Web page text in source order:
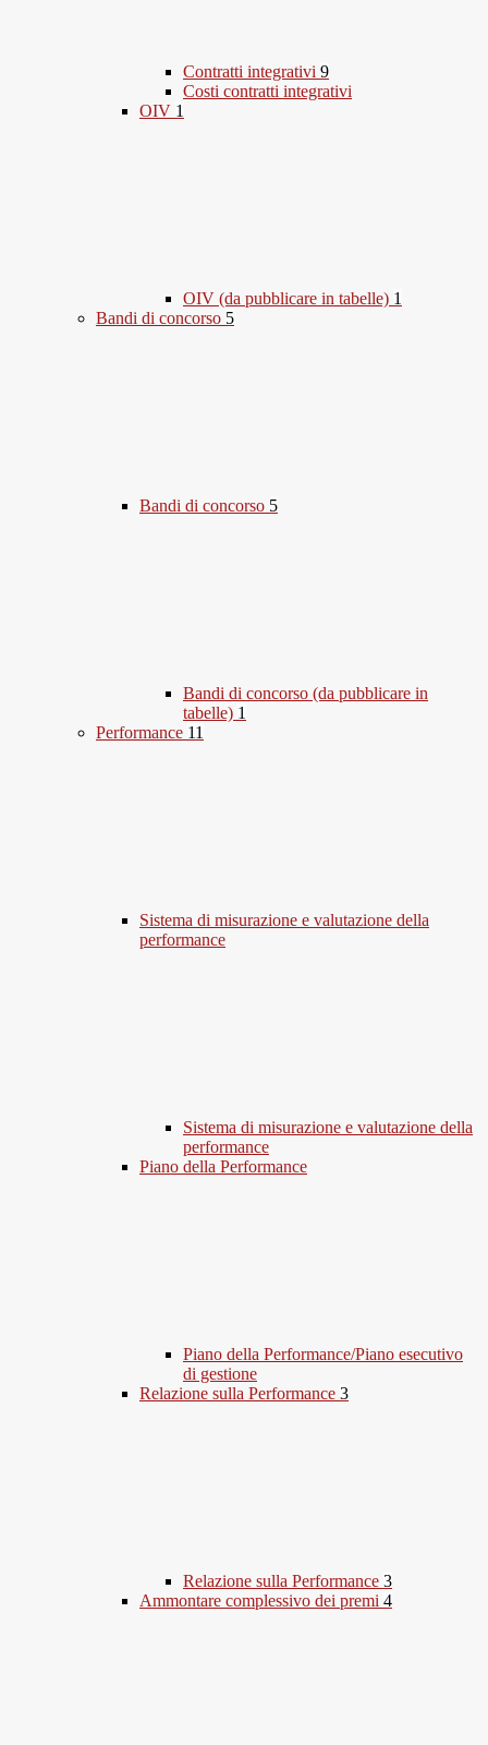
Contratti integrativi 9
Costi contratti integrativi
OIV 1
OIV (da pubblicare in tabelle) 1
Bandi di concorso 5
Bandi di concorso 5
Bandi di concorso (da pubblicare in
tabelle) 1
Performance 11
Sistema di misurazione e valutazione della
performance
Sistema di misurazione e valutazione della
performance
Piano della Performance
Piano della Performance/Piano esecutivo
di gestione
Relazione sulla Performance 3
Relazione sulla Performance 3
Ammontare complessivo dei premi 4